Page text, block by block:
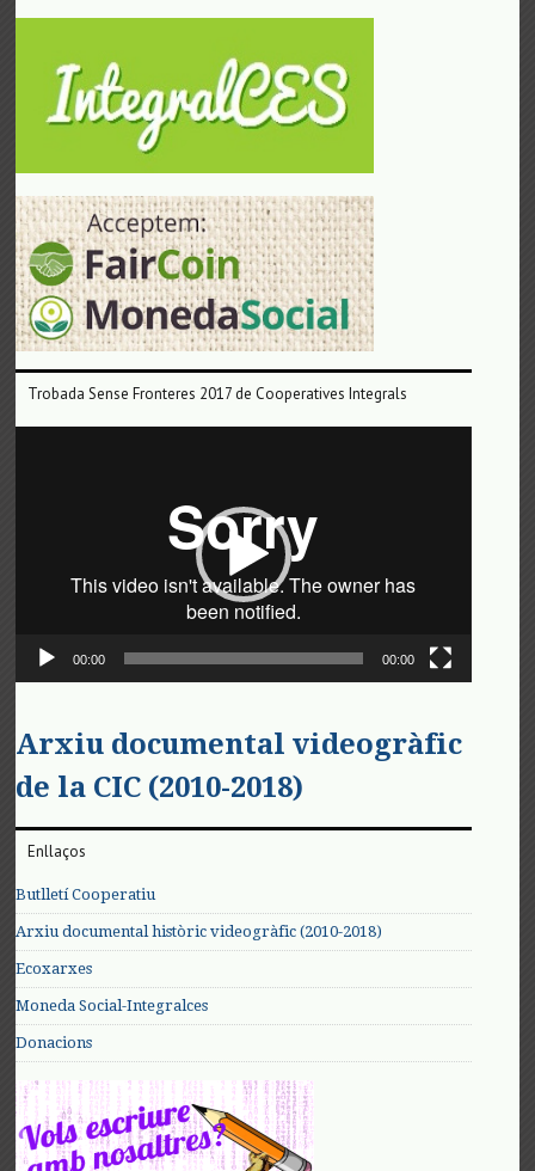
Trobada Sense Fronteres 2017 de Cooperatives Integrals
00:00 00:00
Arxiu documental videogràfic
de la CIC (2010-2018)
Enllaços
Butlletí Cooperatiu
Arxiu documental històric videogràfic (2010-2018)
Ecoxarxes
Moneda Social-Integralces
Donacions